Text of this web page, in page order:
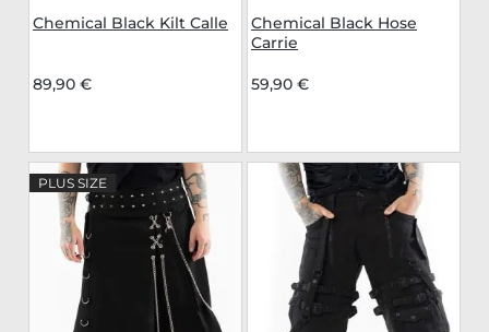
Chemical Black Kilt Calle
89,90 €
Chemical Black Hose
Carrie
59,90 €
PLUS SIZE